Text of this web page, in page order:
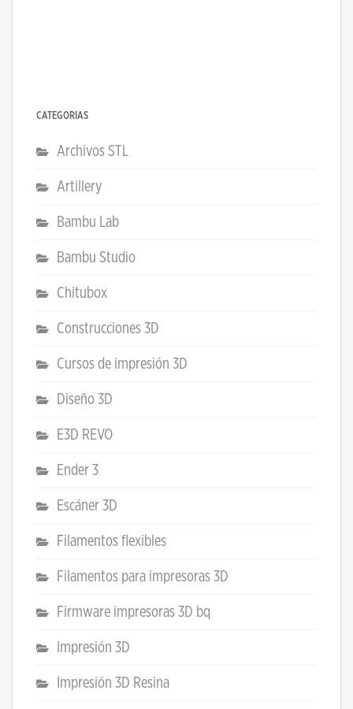
CATEGORÍAS
Archivos STL
Artillery
Bambu Lab
Bambu Studio
Chitubox
Construcciones 3D
Cursos de impresión 3D
Diseño 3D
E3D REVO
Ender 3
Escáner 3D
Filamentos flexibles
Filamentos para impresoras 3D
Firmware impresoras 3D bq
Impresión 3D
Impresión 3D Resina